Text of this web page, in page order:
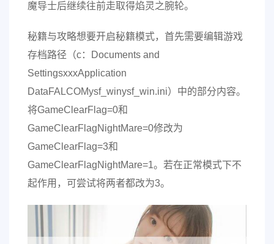
魔导士后继续往前走取得焰灵之腕轮。
秘籍与攻略想要开启秘籍模式，首先需要编辑游戏
存档路径（c：Documents and
SettingsxxxApplication
DataFALCOMysf_winysf_win.ini）中的部分内容。
将GameClearFlag=0和
GameClearFlagNightMare=0修改为
GameClearFlag=3和
GameClearFlagNightMare=1。若在正常模式下不
起作用，可尝试将两者都改为3。